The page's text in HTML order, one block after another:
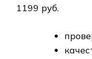
1199 руб.